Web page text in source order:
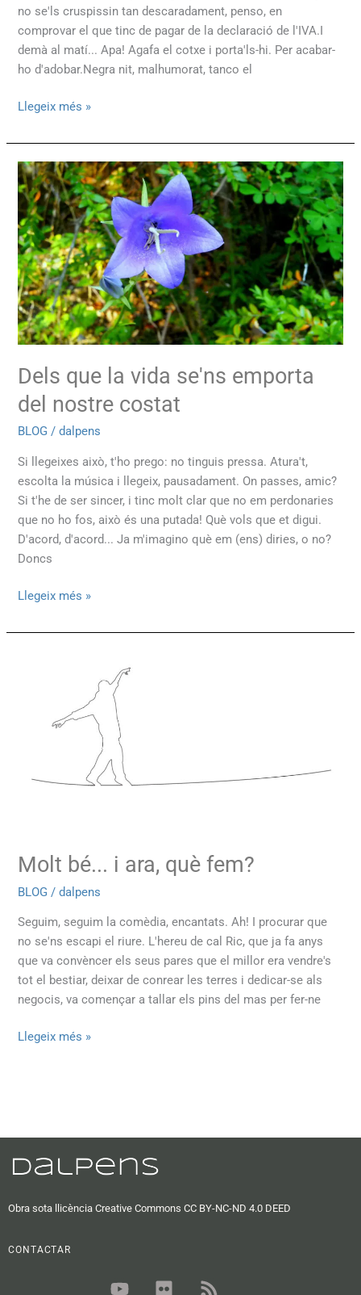
no se'ls cruspissin tan descaradament, penso, en
comprovar el que tinc de pagar de la declaració de l'IVA.I
demà al matí... Apa! Agafa el cotxe i porta'ls-hi. Per acabar-
ho d'adobar.Negra nit, malhumorat, tanco el
Llegeix més »
Dels que la vida se'ns emporta
del nostre costat
BLOG /dalpens
Si llegeixes això, t'ho prego: no tinguis pressa. Atura't,
escolta la música i llegeix, pausadament. On passes, amic?
Si t'he de ser sincer, i tinc molt clar que no em perdonaries
que no ho fos, això és una putada! Què vols que et digui.
D'acord, d'acord... Ja m'imagino què em (ens) diries, o no?
Doncs
Dels
que
la
vida
se'ns
emporta
del
nostre
costat
Llegeix més »
Molt bé... i ara, què fem?
BLOG /dalpens
Seguim, seguim la comèdia, encantats. Ah! I procurar que
no se'ns escapi el riure. L'hereu de cal Ric, que ja fa anys
que va convèncer els seus pares que el millor era vendre's
tot el bestiar, deixar de conrear les terres i dedicar-se als
negocis, va començar a tallar els pins del mas per fer-ne
Llegeix més »
Obra sota llicència Creative Commons CC BY-NC-ND 4.0 DEED
CONTACTAR
Y
F
R